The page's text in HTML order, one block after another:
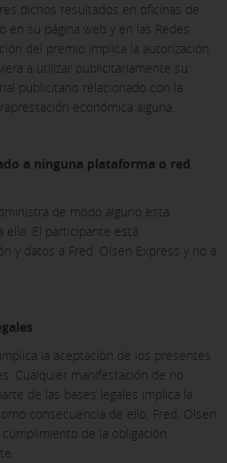
dichos resultados en oficinas de
en su página web y en las Redes
del premio implica la autorización
a utilizar publicitariamente su
publicitario relacionado con la
económica alguna.
a ninguna plataforma o red
de modo alguno esta
ella. El participante está
y datos a Fred. Olsen Express y no a
la aceptación de los presentes
Cualquier manifestación de no
de las bases legales implica la
consecuencia de ello, Fred. Olsen
de la obligación